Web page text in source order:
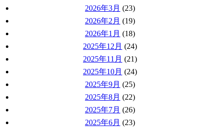
2026年3月 (23)
2026年2月 (19)
2026年1月 (18)
2025年12月 (24)
2025年11月 (21)
2025年10月 (24)
2025年9月 (25)
2025年8月 (22)
2025年7月 (26)
2025年6月 (23)